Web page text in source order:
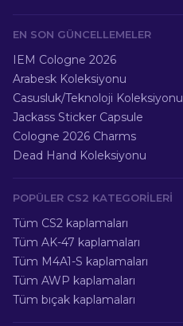
EN SON GÜNCELLEMELER
IEM Cologne 2026
Arabesk Koleksiyonu
Casusluk/Teknoloji Koleksiyonu
Jackass Sticker Capsule
Cologne 2026 Charms
Dead Hand Koleksiyonu
POPÜLER CS2 KATEGORILERI
Tüm CS2 kaplamaları
Tüm AK-47 kaplamaları
Tüm M4A1-S kaplamaları
Tüm AWP kaplamaları
Tüm bıçak kaplamaları